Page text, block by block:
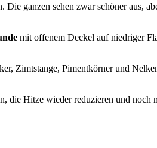
ganzen sehen zwar schöner aus,
mit offenem Deckel auf niedriger
Zimtstange, Pimentkörner und
die Hitze wieder reduzieren und noch